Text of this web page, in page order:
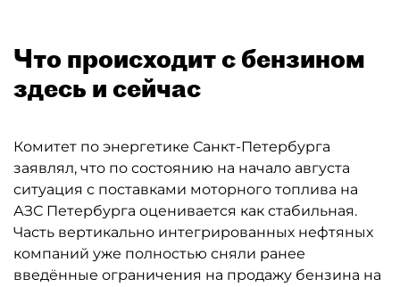
Что происходит с бензином
здесь и сейчас
Комитет по энергетике Санкт-Петербурга
заявлял, что по состоянию на начало августа
ситуация с поставками моторного топлива на
АЗС Петербурга оценивается как стабильная.
Часть вертикально интегрированных нефтяных
компаний уже полностью сняли ранее
введённые ограничения на продажу бензина на